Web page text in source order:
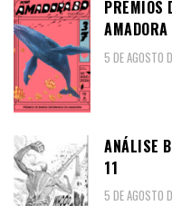
PRÉMIOS
5 DE AGOSTO
ANÁLISE
11
5 DE AGOSTO